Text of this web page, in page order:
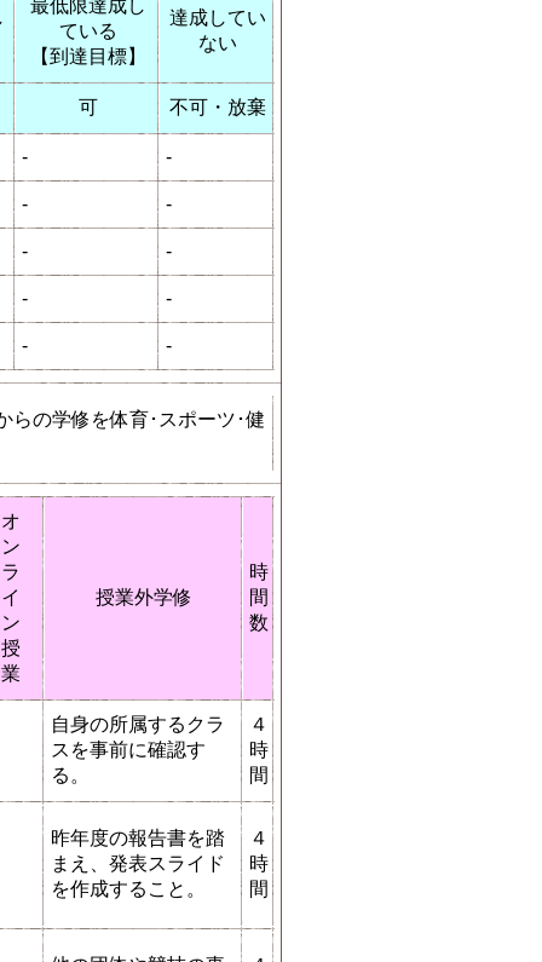
最低限達成し
ている
【到達目標】
達成してい
ない
可 不可・放棄
- -
- -
- -
- -
- -
らの学修を体育･スポーツ･健
オ
ン
ラ
イ
ン
授
業
授業外学修
時
間
数
自身の所属するクラ
スを事前に確認す
る。
４
時
間
昨年度の報告書を踏
まえ、発表スライド
を作成すること。
４
時
間